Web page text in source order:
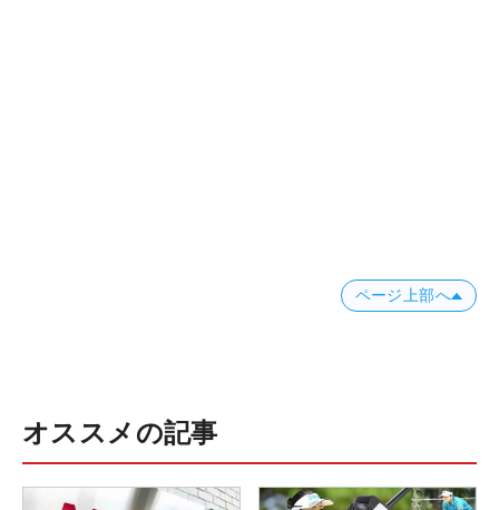
ページ上部へ
オススメの記事